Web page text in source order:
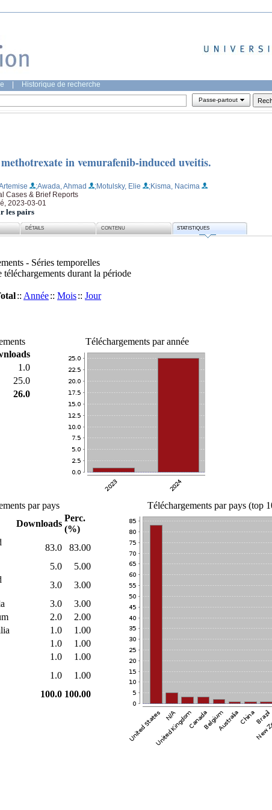
Historique de recherche
Passe-partout
in vemurafenib-induced uveitis.
;Awada, Ahmad ;Motulsky, Elie
;Kisma, Nacima
Cases & Brief Reports
2023-03-01
les pairs
DÉTAILS CONTENU STATISTIQUES